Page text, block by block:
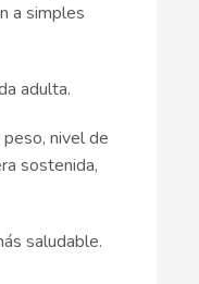
a simples
adulta.
nivel de
sostenida,
saludable.